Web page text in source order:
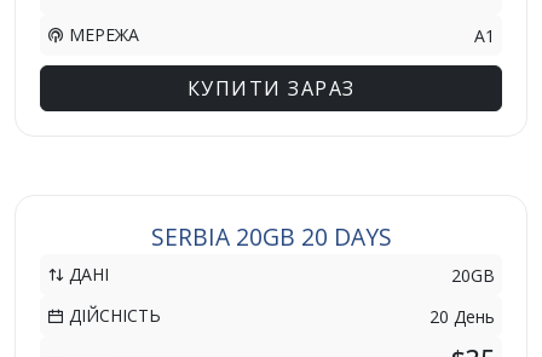
МЕРЕЖА A1
КУПИТИ ЗАРАЗ
SERBIA 20GB 20 DAYS
ДАНІ
20GB
ДІЙСНІСТЬ
20 День